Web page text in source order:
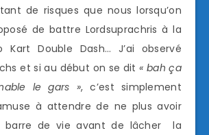
de risques que nous lorsqu’on
de battre Lordsuprachris à la
Kart Double Dash… J’ai observé
et si au début on se dit« bah ça
le gars », c’est simplement
à attendre de ne plus avoir
barre de vie avant de lâcher la